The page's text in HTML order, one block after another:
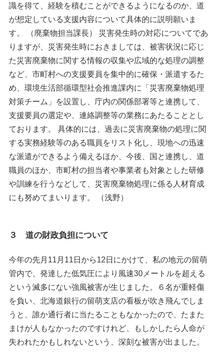
識を得て、経験を積むことができるようになるのか、道
が想定している支援内容について具体的に説明願いま
す。 （廃棄物担当課長） 災害発生時の対応についてであ
りますが、災害発生時におきましては、被害状況に応じ
た災害廃棄物に関する情報の収集や広域的な処理の調整
など、市町村への支援要員を集中的に確保・派遣するた
め、環境生活部循環型社会推進課内に「災害廃棄物処理
対策チーム」を設置し、庁内の関係部署等と連携して、
支援要員の選定や、連絡調整等の業務にあたることとし
ております。 具体的には、過去に災害廃棄物の処理に関
する実務経験等のある職員をリスト化し、現地への迅速
な派遣ができるよう備えるほか、今後、国と連携し、道
職員のほか、市町村の担当者や事業者も対象とした研修
や訓練を行うなどして、災害廃棄物処理に係る人材育成
にも努めてまいります。 （浅野）
３ 道の財政負担について
今年の先月11月11日から12日にかけて、私の地元の留萌
管内で、発達した低気圧により風速30メートルを超える
という滅多にない強風被害が生じました。６名が重軽傷
を負い、北海道銀行の留萌支店の看板が吹き飛んでしま
うと、誰か通行者に当たることもなかったので、たまた
まけが人もなかったのですけれど、もしかしたら人命が
失われたかもしれないという、深刻な被害が出ました。